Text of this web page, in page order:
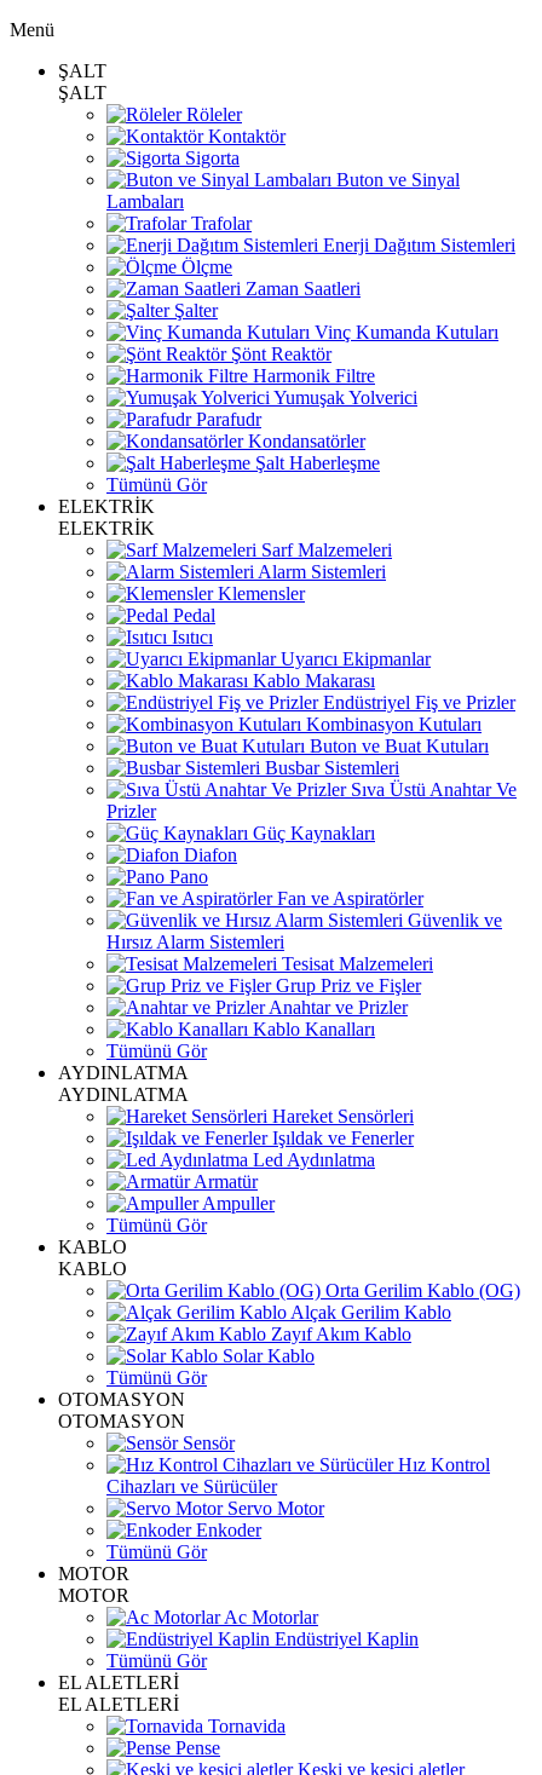
Menü
ŞALT
ŞALT
Röleler
Kontaktör
Sigorta
Buton ve Sinyal
Lambaları
Trafolar
Enerji Dağıtım Sistemleri
Ölçme
Zaman Saatleri
Şalter
Vinç Kumanda Kutuları
Şönt Reaktör
Harmonik Filtre
Yumuşak Yolverici
Parafudr
Kondansatörler
Şalt Haberleşme
Tümünü Gör
ELEKTRİK
ELEKTRİK
Sarf Malzemeleri
Alarm Sistemleri
Klemensler
Pedal
Isıtıcı
Uyarıcı Ekipmanlar
Kablo Makarası
Endüstriyel Fiş ve Prizler
Kombinasyon Kutuları
Buton ve Buat Kutuları
Busbar Sistemleri
Sıva Üstü Anahtar Ve
Prizler
Güç Kaynakları
Diafon
Pano
Fan ve Aspiratörler
Güvenlik ve
Hırsız Alarm Sistemleri
Tesisat Malzemeleri
Grup Priz ve Fişler
Anahtar ve Prizler
Kablo Kanalları
Tümünü Gör
AYDINLATMA
AYDINLATMA
Hareket Sensörleri
Işıldak ve Fenerler
Led Aydınlatma
Armatür
Ampuller
Tümünü Gör
KABLO
KABLO
Orta Gerilim Kablo (OG)
Alçak Gerilim Kablo
Zayıf Akım Kablo
Solar Kablo
Tümünü Gör
OTOMASYON
OTOMASYON
Sensör
Hız Kontrol
Cihazları ve Sürücüler
Servo Motor
Enkoder
Tümünü Gör
MOTOR
MOTOR
Ac Motorlar
Endüstriyel Kaplin
Tümünü Gör
EL ALETLERİ
EL ALETLERİ
Tornavida
Pense
Keski ve kesici aletler